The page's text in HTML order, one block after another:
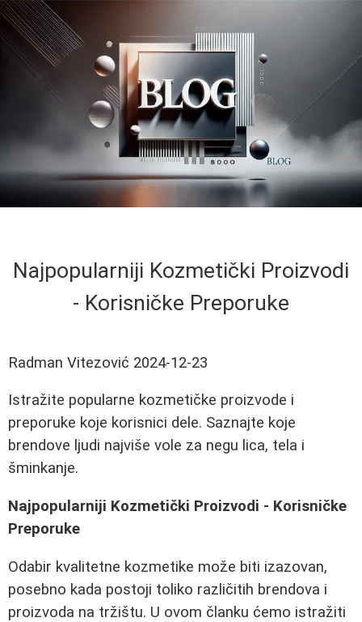
Najpopularniji Kozmetički Proizvodi
- Korisničke Preporuke
Radman Vitezović 2024-12-23
Istražite popularne kozmetičke proizvode i
preporuke koje korisnici dele. Saznajte koje
brendove ljudi najviše vole za negu lica, tela i
šminkanje.
Najpopularniji Kozmetički Proizvodi - Korisničke
Preporuke
Odabir kvalitetne kozmetike može biti izazovan,
posebno kada postoji toliko različitih brendova i
proizvoda na tržištu. U ovom članku ćemo istražiti